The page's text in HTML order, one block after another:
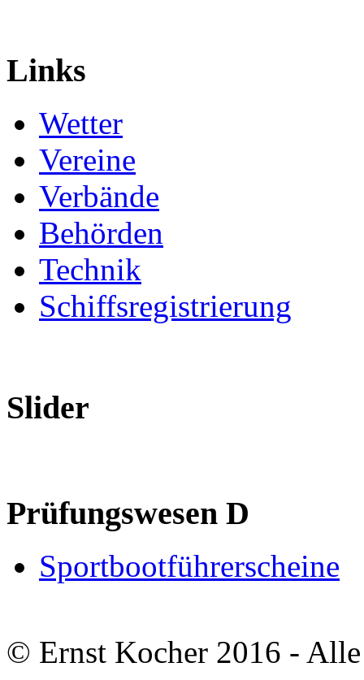
Links
Wetter
Vereine
Verbände
Behörden
Technik
Schiffsregistrierung
Slider
Prüfungswesen D
Sportbootführerscheine
© Ernst Kocher 2016 -